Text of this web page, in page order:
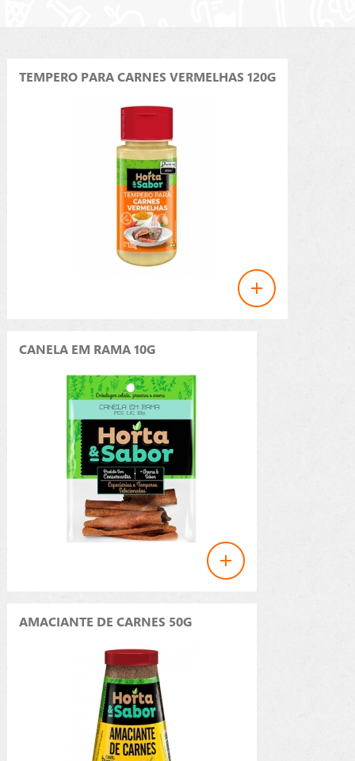
TEMPERO PARA CARNES VERMELHAS 120G
CANELA EM RAMA 10G
AMACIANTE DE CARNES 50G